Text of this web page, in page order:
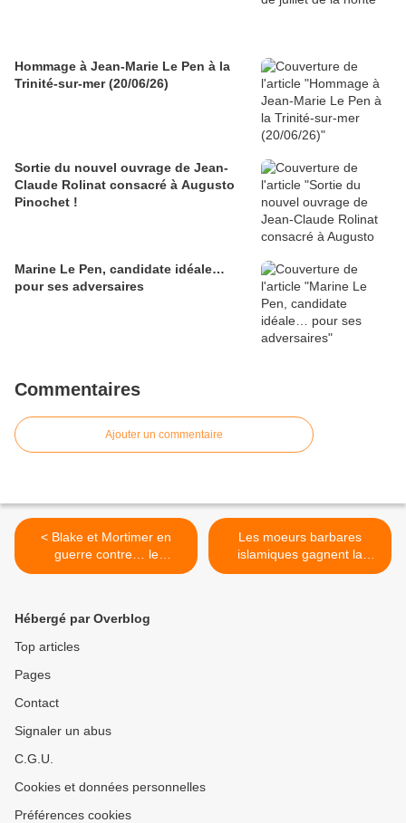
Hommage à Jean-Marie Le Pen à la
Trinité-sur-mer (20/06/26)
Sortie du nouvel ouvrage de Jean-
Claude Rolinat consacré à Augusto
Pinochet !
Marine Le Pen, candidate idéale…
pour ses adversaires
Commentaires
Ajouter un commentaire
< Blake et Mortimer en
guerre contre… le
populisme
Les moeurs barbares
islamiques gagnent la
Bretagne : le visage d’une
Hébergé par Overblog
Top articles
Pages
Contact
Signaler un abus
C.G.U.
Cookies et données personnelles
Préférences cookies